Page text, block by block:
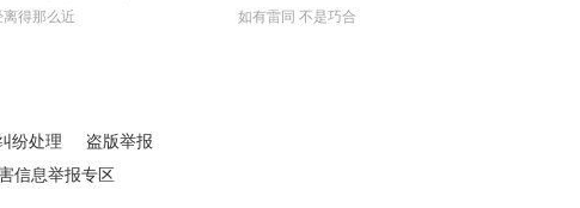
得那么近 如有雷同 不是巧合
纷处理
盗版举报
信息举报专区